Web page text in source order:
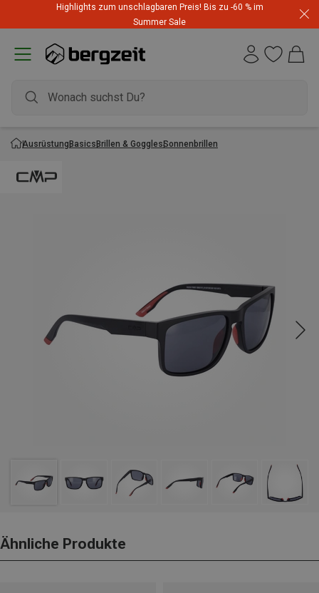
Highlights zum unschlagbaren Preis! Bis zu -60 % im
Summer Sale
AusrüstungBasicsBrillen & GogglesSonnenbrillen
Ähnliche Produkte